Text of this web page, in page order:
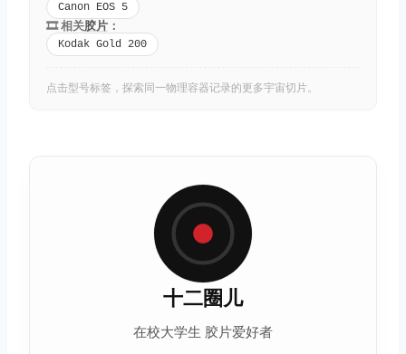
Canon EOS 5
🎞️ 相关胶片 ：
Kodak Gold 200
点击型号标签，探索同一物理容器记录的更多宇宙切片。
十二圈儿
在校大学生 胶片爱好者